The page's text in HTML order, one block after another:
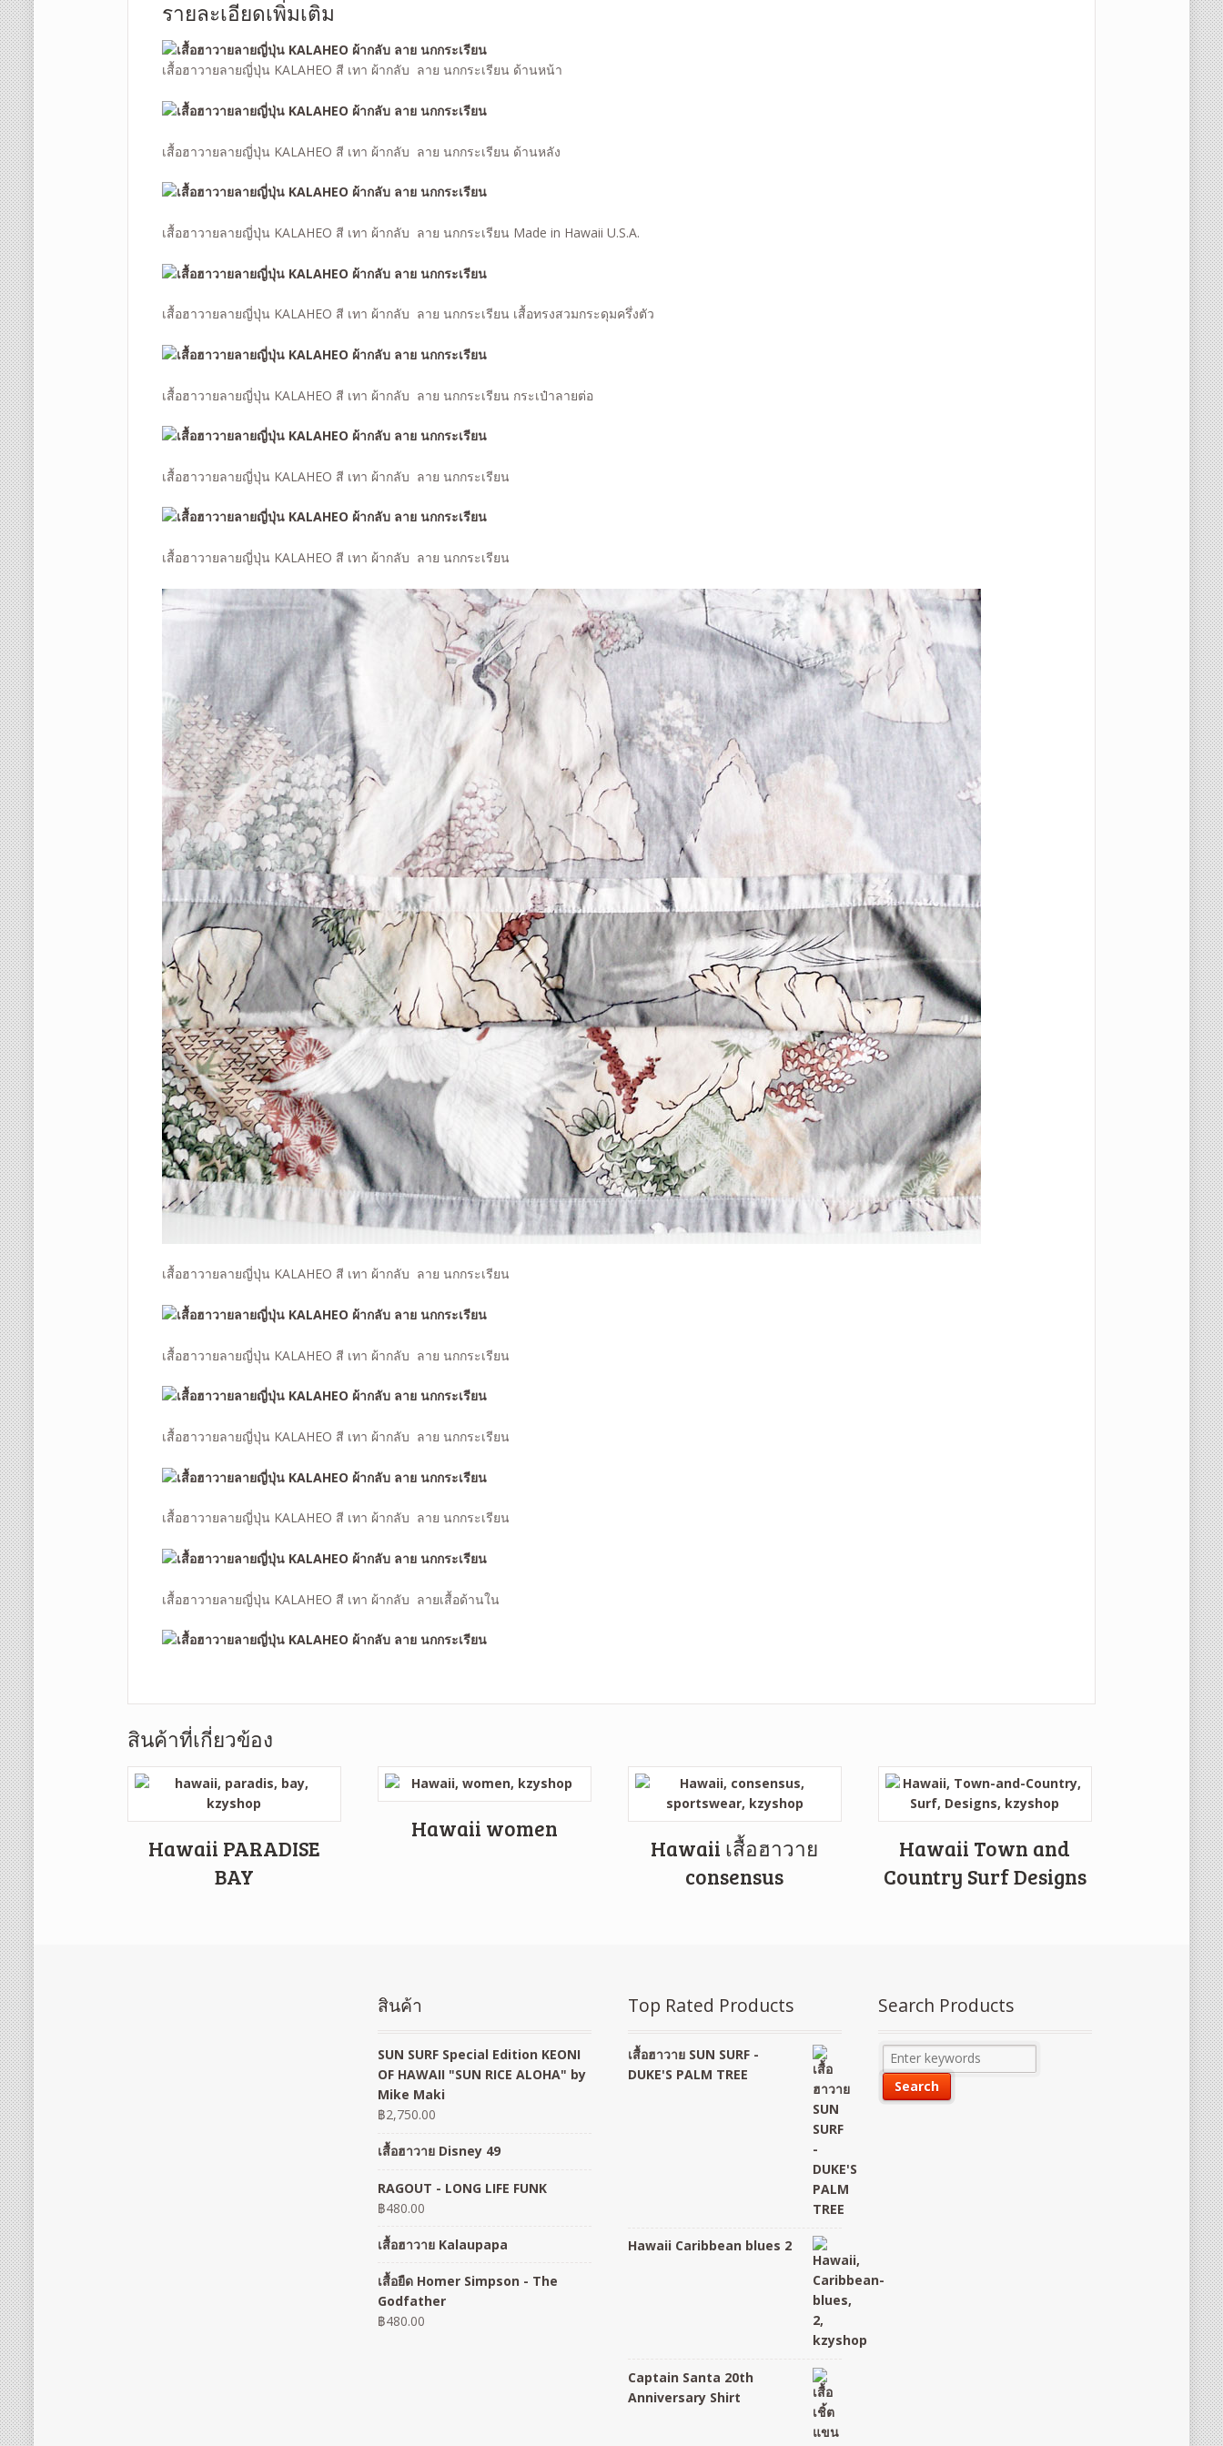
รายละเอียดเพิ่มเติม
เสื้อฮาวายลายญี่ปุ่น KALAHEO สี เทา ผ้ากลับ ลาย นกกระเรียน ด้านหน้า
เสื้อฮาวายลายญี่ปุ่น KALAHEO สี เทา ผ้ากลับ ลาย นกกระเรียน ด้านหลัง
เสื้อฮาวายลายญี่ปุ่น KALAHEO สี เทา ผ้ากลับ ลาย นกกระเรียน Made in Hawaii U.S.A.
เสื้อฮาวายลายญี่ปุ่น KALAHEO สี เทา ผ้ากลับ ลาย นกกระเรียน เสื้อทรงสวมกระดุมครึ่งตัว
เสื้อฮาวายลายญี่ปุ่น KALAHEO สี เทา ผ้ากลับ ลาย นกกระเรียน กระเป๋าลายต่อ
เสื้อฮาวายลายญี่ปุ่น KALAHEO สี เทา ผ้ากลับ ลาย นกกระเรียน
เสื้อฮาวายลายญี่ปุ่น KALAHEO สี เทา ผ้ากลับ ลาย นกกระเรียน
เสื้อฮาวายลายญี่ปุ่น KALAHEO สี เทา ผ้ากลับ ลาย นกกระเรียน
เสื้อฮาวายลายญี่ปุ่น KALAHEO สี เทา ผ้ากลับ ลาย นกกระเรียน
เสื้อฮาวายลายญี่ปุ่น KALAHEO สี เทา ผ้ากลับ ลาย นกกระเรียน
เสื้อฮาวายลายญี่ปุ่น KALAHEO สี เทา ผ้ากลับ ลาย นกกระเรียน
เสื้อฮาวายลายญี่ปุ่น KALAHEO สี เทา ผ้ากลับ ลายเสื้อด้านใน
สินค้าที่เกี่ยวข้อง
Hawaii PARADISE
BAY
Hawaii women
Hawaii เสื้อฮาวาย
consensus
Hawaii Town and
Country Surf Designs
สินค้า
SUN SURF Special Edition KEONI
OF HAWAII "SUN RICE ALOHA" by
Mike Maki
฿2,750.00
เสื้อฮาวาย Disney 49
RAGOUT - LONG LIFE FUNK
฿480.00
เสื้อฮาวาย Kalaupapa
เสื้อยืด Homer Simpson - The
Godfather
฿480.00
Top Rated Products
เสื้อฮาวาย SUN SURF -
DUKE'S PALM TREE
Hawaii Caribbean blues 2
Captain Santa 20th
Anniversary Shirt
Search Products